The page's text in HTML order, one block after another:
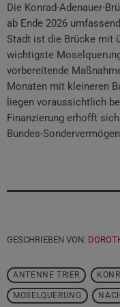
Die Konrad-Adenauer-
ab Ende 2026
Stadt ist die Brücke mit
wichtigste
vorbereitende
Monaten mit kleineren
liegen voraussichtlich
Finanzierung erhofft
Bundes-
GESCHRIEBEN VON:
ANTENNE TRIER
MOSELQUERUNG